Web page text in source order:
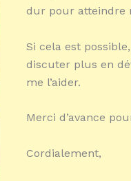
dur pour atteindre
Si cela est
discuter plus en
me l’aider.
Merci d’avance
Cordialement,